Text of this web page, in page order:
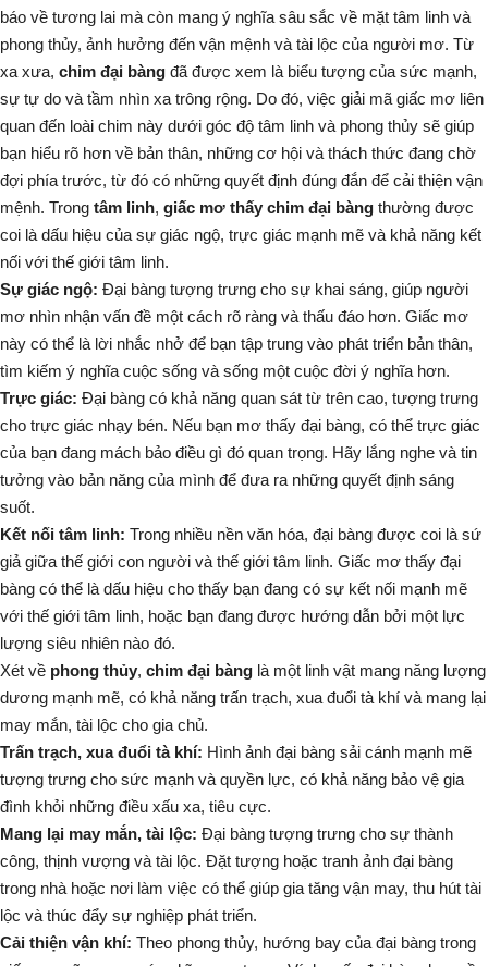
báo về tương lai mà còn mang ý nghĩa sâu sắc về mặt tâm linh và
phong thủy, ảnh hưởng đến vận mệnh và tài lộc của người mơ. Từ
xa xưa, chim đại bàng đã được xem là biểu tượng của sức mạnh,
sự tự do và tầm nhìn xa trông rộng. Do đó, việc giải mã giấc mơ liên
quan đến loài chim này dưới góc độ tâm linh và phong thủy sẽ giúp
bạn hiểu rõ hơn về bản thân, những cơ hội và thách thức đang chờ
đợi phía trước, từ đó có những quyết định đúng đắn để cải thiện vận
mệnh. Trong tâm linh, giấc mơ thấy chim đại bàng thường được
coi là dấu hiệu của sự giác ngộ, trực giác mạnh mẽ và khả năng kết
nối với thế giới tâm linh.
Sự giác ngộ: Đại bàng tượng trưng cho sự khai sáng, giúp người
mơ nhìn nhận vấn đề một cách rõ ràng và thấu đáo hơn. Giấc mơ
này có thể là lời nhắc nhở để bạn tập trung vào phát triển bản thân,
tìm kiếm ý nghĩa cuộc sống và sống một cuộc đời ý nghĩa hơn.
Trực giác: Đại bàng có khả năng quan sát từ trên cao, tượng trưng
cho trực giác nhạy bén. Nếu bạn mơ thấy đại bàng, có thể trực giác
của bạn đang mách bảo điều gì đó quan trọng. Hãy lắng nghe và tin
tưởng vào bản năng của mình để đưa ra những quyết định sáng
suốt.
Kết nối tâm linh: Trong nhiều nền văn hóa, đại bàng được coi là sứ
giả giữa thế giới con người và thế giới tâm linh. Giấc mơ thấy đại
bàng có thể là dấu hiệu cho thấy bạn đang có sự kết nối mạnh mẽ
với thế giới tâm linh, hoặc bạn đang được hướng dẫn bởi một lực
lượng siêu nhiên nào đó.
Xét về phong thủy, chim đại bàng là một linh vật mang năng lượng
dương mạnh mẽ, có khả năng trấn trạch, xua đuổi tà khí và mang lại
may mắn, tài lộc cho gia chủ.
Trấn trạch, xua đuổi tà khí: Hình ảnh đại bàng sải cánh mạnh mẽ
tượng trưng cho sức mạnh và quyền lực, có khả năng bảo vệ gia
đình khỏi những điều xấu xa, tiêu cực.
Mang lại may mắn, tài lộc: Đại bàng tượng trưng cho sự thành
công, thịnh vượng và tài lộc. Đặt tượng hoặc tranh ảnh đại bàng
trong nhà hoặc nơi làm việc có thể giúp gia tăng vận may, thu hút tài
lộc và thúc đẩy sự nghiệp phát triển.
Cải thiện vận khí: Theo phong thủy, hướng bay của đại bàng trong